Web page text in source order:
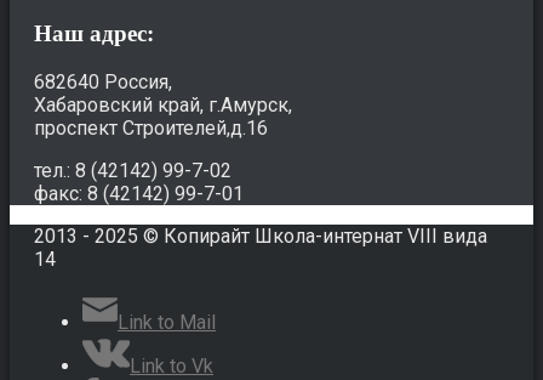
Наш адрес:
682640 Россия,
Хабаровский край, г.Амурск,
проспект Строителей,д.16
тел.: 8 (42142) 99-7-02
факс: 8 (42142) 99-7-01
2013 - 2025 © Копирайт Школа-интернат VIII вида
14
Link to Mail
Link to Vk